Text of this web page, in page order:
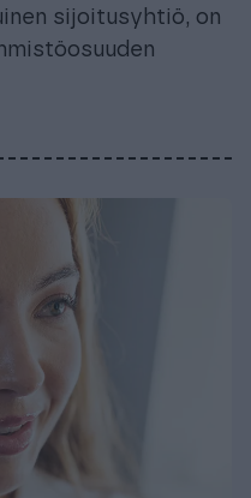
sijoitusyhtiö, on